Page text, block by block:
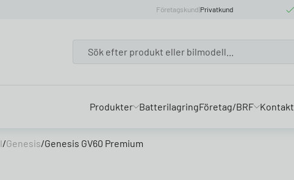
Företagskund|Privatkund
Produkter BatterilagringFöretag/BRF Kontakt
/Genesis/Genesis GV60 Premium